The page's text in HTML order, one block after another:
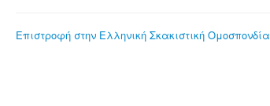
Επιστροφή στην Ελληνική Σκακιστική Ομοσπονδία